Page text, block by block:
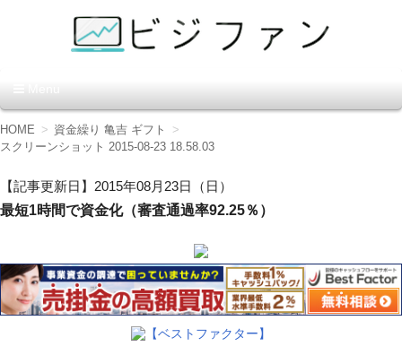
ン】
コ
ン
ン
ツ
へ
HOME
資金繰り 亀吉 ギフト
スクリーンショット 2015-08-23 18.58.03
【記事更新日】2015年08月23日（日）
最短1時間で資金化（審査通過率92.25％）
【ベストファクター】